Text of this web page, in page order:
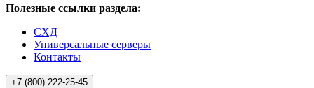
Полезные ссылки раздела:
СХД
Универсальные серверы
Контакты
+7 (800) 222-25-45